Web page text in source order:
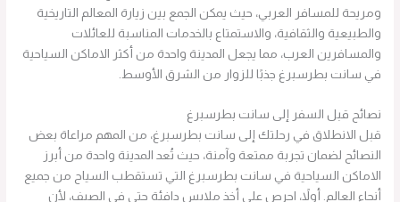
ومريحة للمسافر العربي، حيث يمكن الجمع بين زيارة المعالم التاريخية
والطبيعية والثقافية، والاستمتاع بالخدمات المناسبة للعائلات
والمسافرين العرب، مما يجعل المدينة واحدة من أكثر الاماكن السياحية
في سانت بطرسبرغ جذبًا للزوار من الشرق الأوسط.
نصائح قبل السفر إلى سانت بطرسبرغ
قبل الانطلاق في رحلتك إلى سانت بطرسبرغ، من المهم مراعاة بعض
النصائح لضمان تجربة ممتعة وآمنة، حيث تُعد المدينة واحدة من أبرز
الاماكن السياحية في سانت بطرسبرغ التي تستقطب السياح من جميع
أنحاء العالم. أولاً، احرص على أخذ ملابس دافئة حتى في الصيف، لأن